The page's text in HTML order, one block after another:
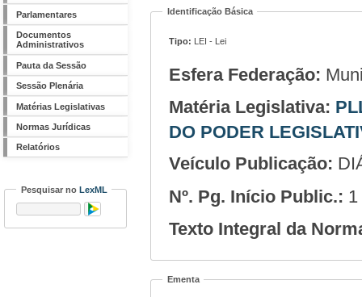
Parlamentares
Documentos
Administrativos
Pauta da Sessão
Sessão Plenária
Matérias Legislativas
Normas Jurídicas
Relatórios
Pesquisar no LexML
Identificação Básica
Tipo: LEI - Lei
Esfera Federação:
Matéria Legislativa: PLL 206/2021 -
DO PODER
Veículo Publicação:
Nº. Pg. Início Public.: 1
Texto Integral da
Ementa